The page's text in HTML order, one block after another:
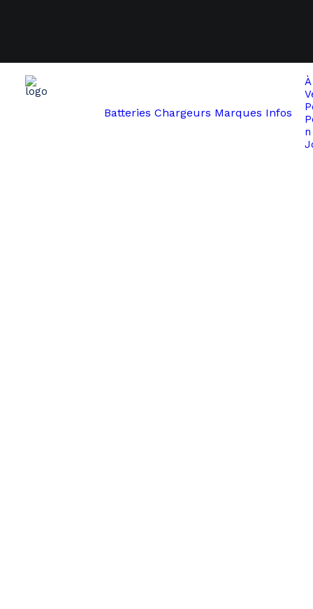
Batteries Chargeurs Marques Infos